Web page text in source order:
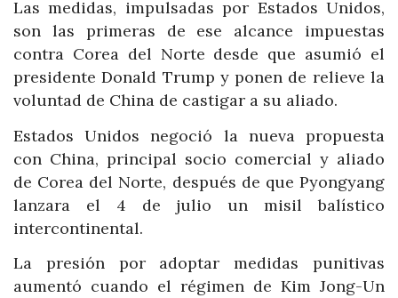
Las medidas, impulsadas por Estados Unidos,
son las primeras de ese alcance impuestas
contra Corea del Norte desde que asumió el
presidente Donald Trump y ponen de relieve la
voluntad de China de castigar a su aliado.
Estados Unidos negoció la nueva propuesta
con China, principal socio comercial y aliado
de Corea del Norte, después de que Pyongyang
lanzara el 4 de julio un misil balístico
intercontinental.
La presión por adoptar medidas punitivas
aumentó cuando el régimen de Kim Jong-Un